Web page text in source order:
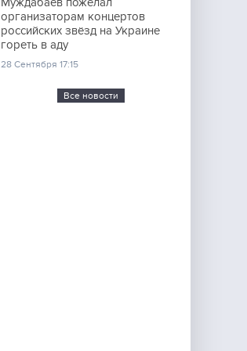
организаторам концертов
российских звёзд на Украине
гореть в аду
28 Сентября 17:15
Все новости